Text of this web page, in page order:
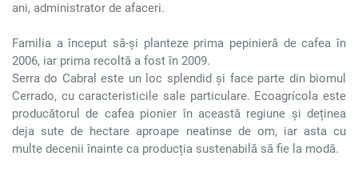
ani, administrator de afaceri.
Familia a început să-și planteze prima pepinieră de cafea în
2006, iar prima recoltă a fost în 2009.
Serra do Cabral este un loc splendid și face parte din biomul
Cerrado, cu caracteristicile sale particulare. Ecoagrícola este
producătorul de cafea pionier în această regiune și deținea
deja sute de hectare aproape neatinse de om, iar asta cu
multe decenii înainte ca producția sustenabilă să fie la modă.